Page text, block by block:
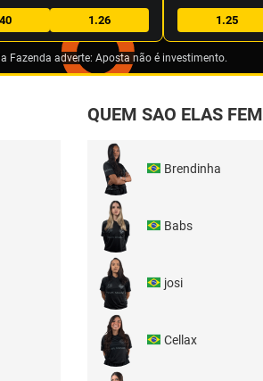
1.26 1.25
Fazenda adverte: Aposta não é investimento.
QUEM SAO ELAS FEM
Brendinha
Babs
josi
Cellax